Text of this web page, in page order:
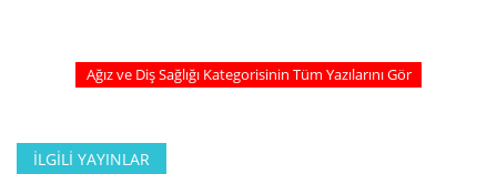
Ağız ve Diş Sağlığı Kategorisinin Tüm Yazılarını Gör
İLGILI YAYINLAR